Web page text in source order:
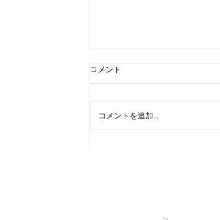
コメント
コメントを追加…